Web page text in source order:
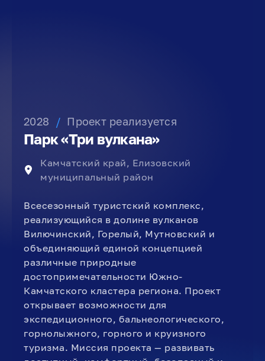
2028 / Проект реализуется
Парк «Три вулкана»
Камчатский край, Елизовский
муниципальный район
Всесезонный туристский комплекс,
реализующийся в долине вулканов
Вилючинский, Горелый, Мутновский и
объединяющий единой концепцией
различные природные
достопримечательности Южно-
Камчатского кластера региона. Проект
открывает возможности для
экспедиционного, бальнеологического,
горнолыжного, горного и круизного
туризма. Миссия проекта — развивать